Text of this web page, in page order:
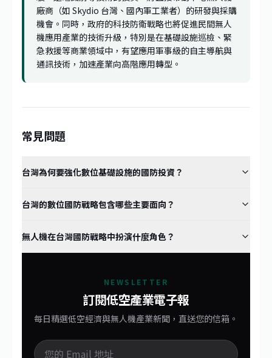
廠商（如 Skydio 台灣、國內軍工業者）的研發與採購
機會。同時，政府的科技防衛戰略也將促進民間無人
機應用產業的技術升級，特別是在基礎設施巡檢、緊
急救援等商業領域中，有望應用軍事級的自主導航與
通訊技術，加速產業向高階應用轉型。
常見問題
台灣為何要強化數位基礎設施的國防投資？
台灣的數位國防戰略包含哪些主要面向？
無人機在台灣國防戰略中扮演什麼角色？
NEWSLETTER
訂閱低空產業電子報
每日精選低空經濟與無人機產業新聞，直送您的信箱。